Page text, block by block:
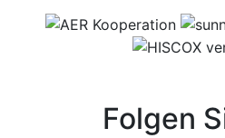
Folgen